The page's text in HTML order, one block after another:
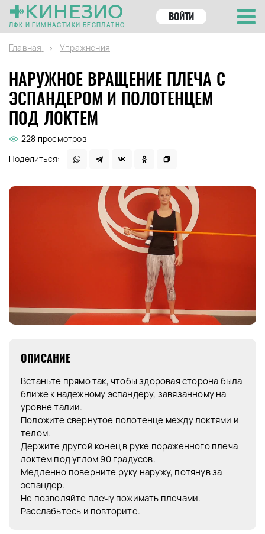
КИНЕЗИО
ЛФК И ГИМНАСТИКИ БЕСПЛАТНО
ВОЙТИ
Главная Упражнения
НАРУЖНОЕ ВРАЩЕНИЕ ПЛЕЧА С
ЭСПАНДЕРОМ И ПОЛОТЕНЦЕМ
ПОД ЛОКТЕМ
228 просмотров
Поделиться:
ОПИСАНИЕ
Встаньте прямо так, чтобы здоровая сторона была
ближе к надежному эспандеру, завязанному на
уровне талии.
Положите свернутое полотенце между локтями и
телом.
Держите другой конец в руке пораженного плеча
локтем под углом 90 градусов.
Медленно поверните руку наружу, потянув за
эспандер.
Не позволяйте плечу пожимать плечами.
Расслабьтесь и повторите.